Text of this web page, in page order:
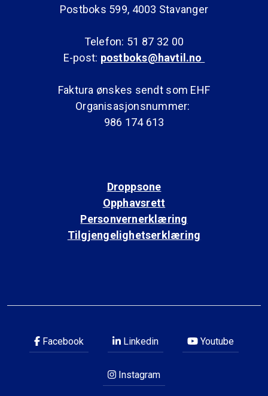
Postboks 599, 4003 Stavanger
Telefon: 51 87 32 00
E-post: postboks@havtil.no
Faktura ønskes sendt som EHF
Organisasjonsnummer:
986 174 613
Droppsone
Opphavsrett
Personvernerklæring
Tilgjengelighetserklæring
Facebook Linkedin Youtube
Instagram